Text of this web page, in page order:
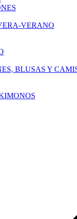
VERANO
BLUSAS Y